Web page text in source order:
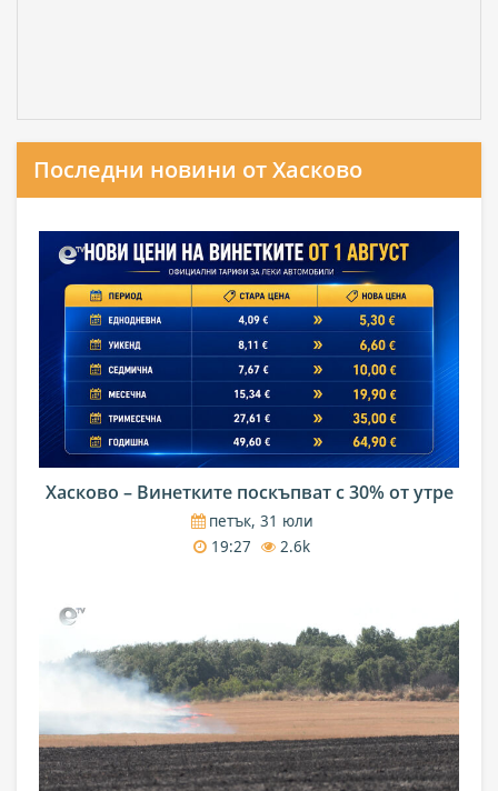
Последни новини от Хасково
Хасково – Винетките поскъпват с 30% от утре
петък, 31 юли
19:27
2.6k